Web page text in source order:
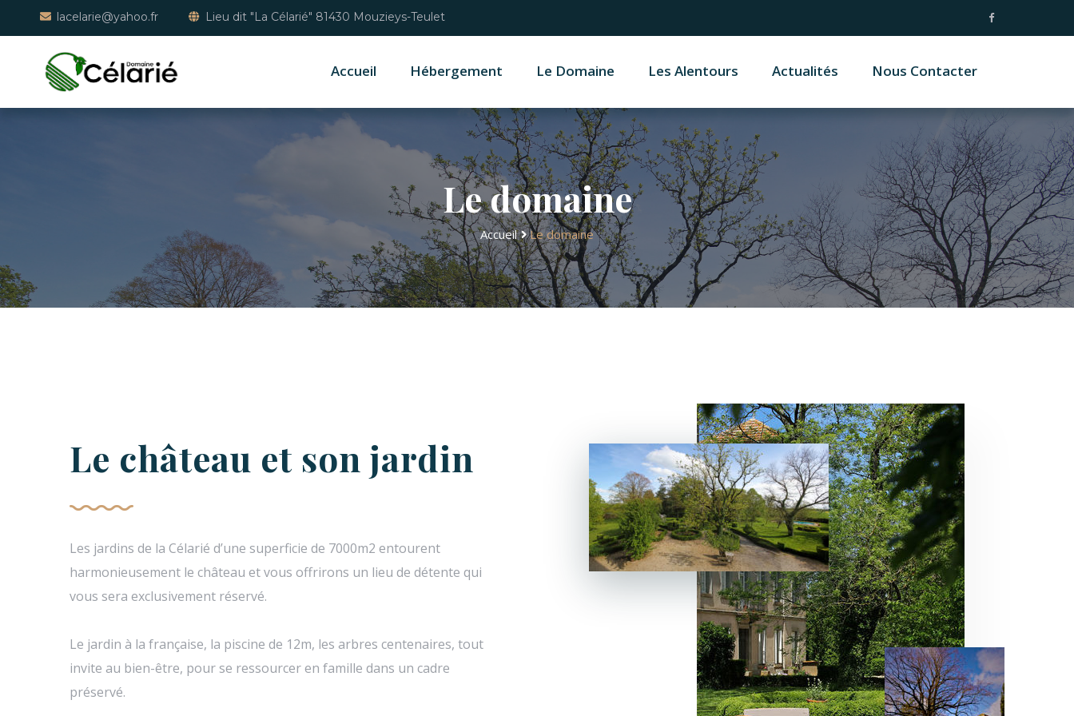
lacelarie@yahoo.fr Lieu dit "La Célarié" 81430 Mouzieys-Teulet
Accueil Hébergement Le Domaine Les Alentours Actualités Nous Contacter
Le domaine
Accueil Le domaine
Le château et son jardin
Les jardins de la Célarié d’une superficie de 7000m2 entourent
harmonieusement le château et vous offrirons un lieu de détente qui
vous sera exclusivement réservé.
Le jardin à la française, la piscine de 12m, les arbres centenaires, tout
invite au bien-être, pour se ressourcer en famille dans un cadre
préservé.